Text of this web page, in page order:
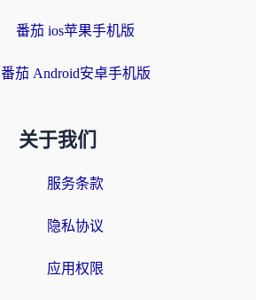
番茄 ios苹果手机版
番茄 Android安卓手机版
关于我们
服务条款
隐私协议
应用权限